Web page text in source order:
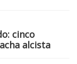
cinco
alcista